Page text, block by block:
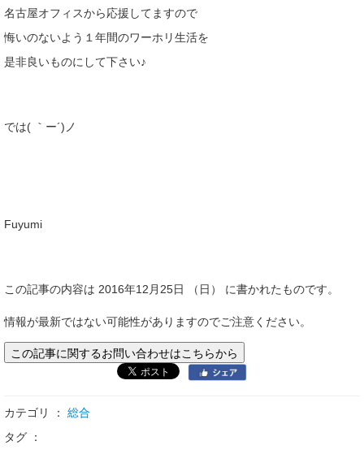
名古屋オフィスから応援してますので
悔いのないよう１年間のワーホリ生活を
是非良いものにして下さい♪
では( ｀ー´)ノ
Fuyumi
この記事の内容は 2016年12月25日 （日） に書かれたものです。
情報が最新ではない可能性がありますのでご注意ください。
この記事に関するお問い合わせはこちらから
カテゴリ ： 総合
タグ ：